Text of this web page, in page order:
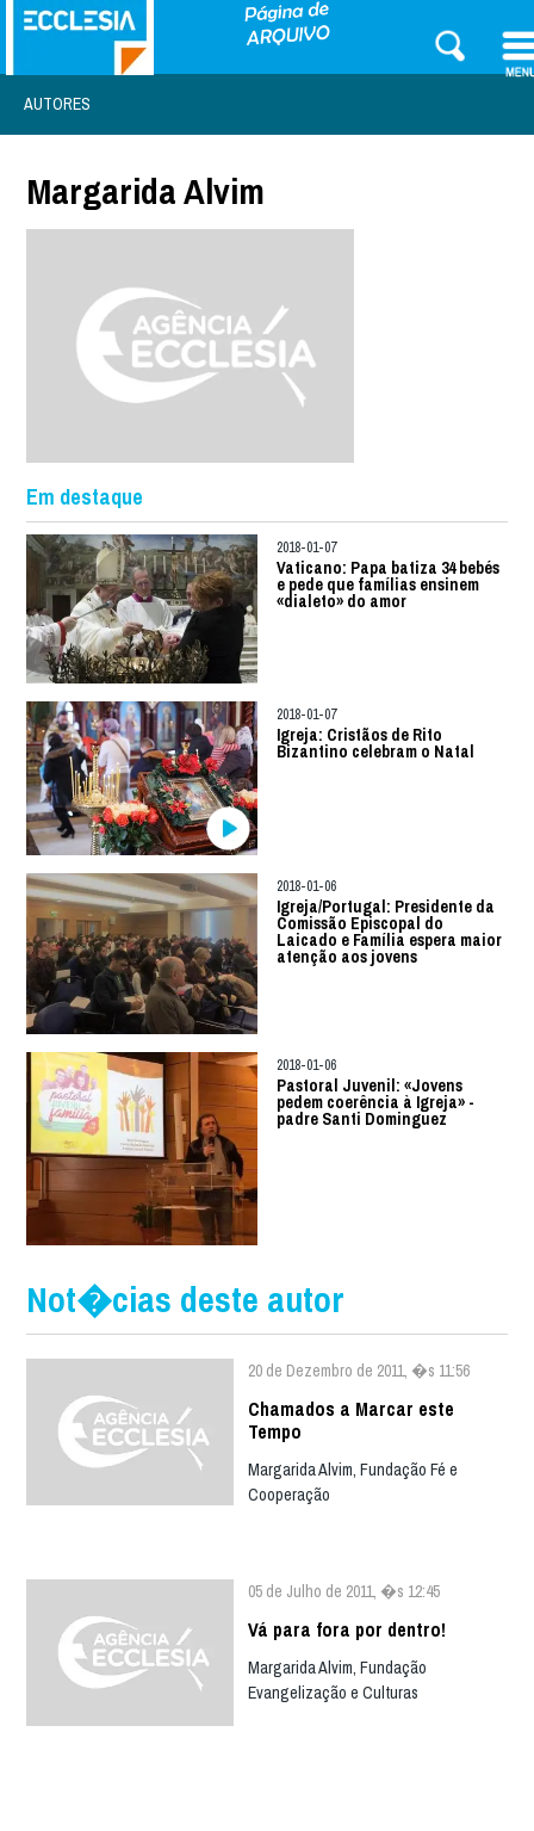
AUTORES
Margarida Alvim
Em destaque
2018-01-07
Vaticano: Papa batiza 34 bebés
e pede que famílias ensinem
«dialeto» do amor
2018-01-07
Igreja: Cristãos de Rito
Bizantino celebram o Natal
2018-01-06
Igreja/Portugal: Presidente da
Comissão Episcopal do
Laicado e Família espera maior
atenção aos jovens
2018-01-06
Pastoral Juvenil: «Jovens
pedem coerência à Igreja» -
padre Santi Dominguez
Not�cias deste autor
20 de Dezembro de 2011, �s 11:56
Chamados a Marcar este
Tempo
Margarida Alvim, Fundação Fé e
Cooperação
05 de Julho de 2011, �s 12:45
Vá para fora por dentro!
Margarida Alvim, Fundação
Evangelização e Culturas